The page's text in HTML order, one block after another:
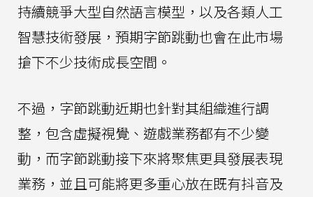
持續競爭大型自然語言模型，以及各類人工
智慧技術發展，預期字節跳動也會在此市場
搶下不少技術成長空間。
不過，字節跳動近期也針對其組織進行調
整，包含虛擬視覺、遊戲業務都有不少變
動，而字節跳動接下來將聚焦更具發展表現
業務，並且可能將更多重心放在既有抖音及